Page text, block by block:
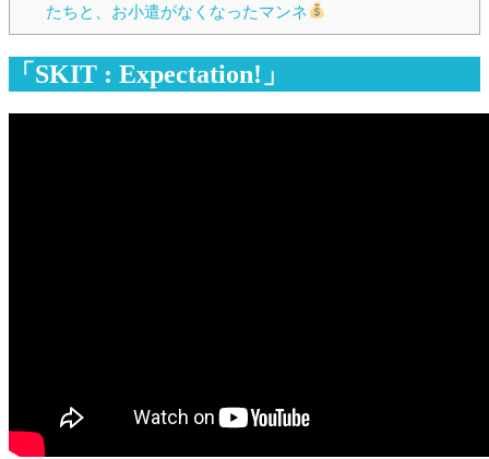
たちと、お小遣がなくなったマンネ
「SKIT : Expectation!」